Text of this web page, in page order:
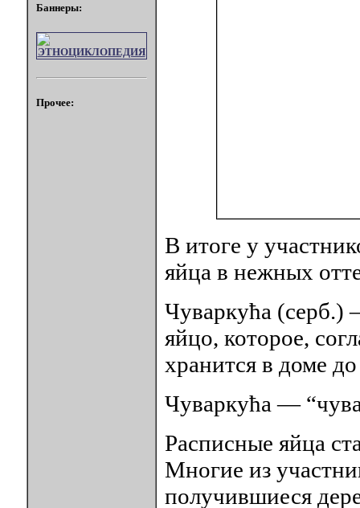
Баннеры:
Прочее:
В итоге у
яйца в нежных
Чуваркућа (серб.)
яйцо, которое,
хранится в доме
Чуваркућа —
Расписные яйца
Многие из
получившиеся